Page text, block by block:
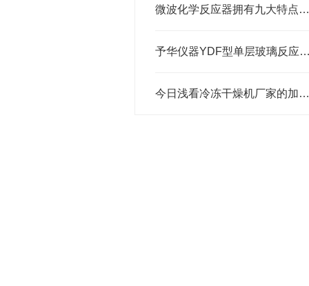
微波化学反应器拥有九大特点，你知晓吗？
予华仪器YDF型单层玻璃反应釜
今日浅看冷冻干燥机厂家的加工原理